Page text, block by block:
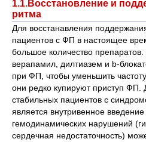
1.1.Восстановление и
ритма
Для восстанавления
пациентов с ФП в настоящее
большое количество
верапамил, дилтиазем и b-
при ФП, чтобы уменьшить
они редко купируют приступ ФП.
стабильных пациентов с
является внутривенное
гемодинамических нарушений
сердечная недостаточность)